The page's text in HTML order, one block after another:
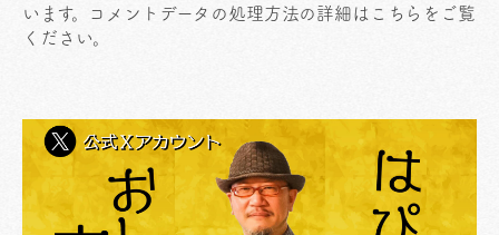
います。
コメントデータの処理方法の詳細はこちらをご覧
ください。